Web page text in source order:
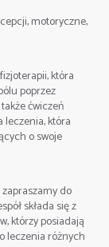
motoryczne,
która
poprzez
ćwiczeń
leczenia, która
o swoje
do
składa się z
którzy posiadają
leczenia różnych